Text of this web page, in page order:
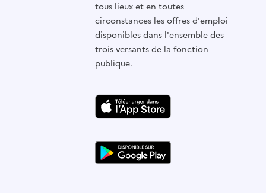
tous lieux et en toutes
circonstances les offres d'emploi
disponibles dans l'ensemble des
trois versants de la fonction
publique.